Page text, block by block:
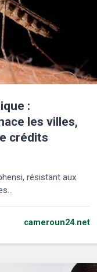
:
les villes,
crédits
résistant aux
cameroun24.net